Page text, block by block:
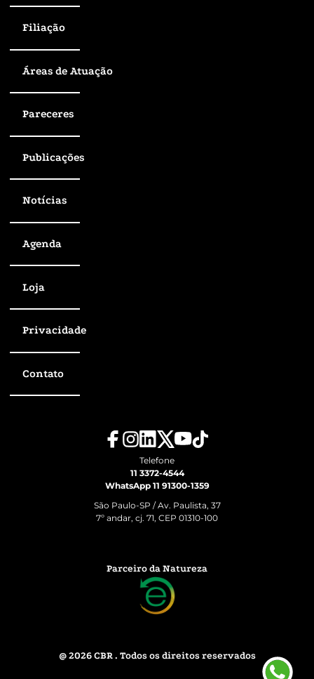
Filiação
Áreas de Atuação
Pareceres
Publicações
Notícias
Agenda
Loja
Privacidade
Contato
Telefone
11 3372-4544
WhatsApp 11 91300-1359
São Paulo-SP / Av. Paulista, 37
7º andar, cj. 71, CEP 01310-100
Parceiro da Natureza
@ 2026 CBR . Todos os direitos reservados